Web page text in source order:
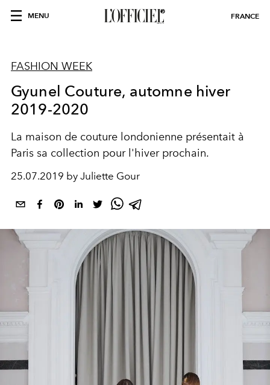
MENU FRANCE
FASHION WEEK
Gyunel Couture, automne hiver
2019-2020
La maison de couture londonienne présentait à
Paris sa collection pour l'hiver prochain.
25.07.2019 by Juliette Gour